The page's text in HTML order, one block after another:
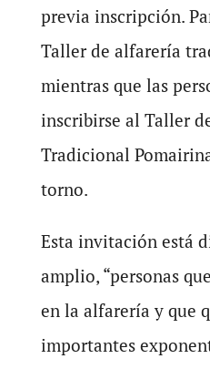
previa inscripción.
Taller de alfarería
mientras que las
inscribirse al Taller
Tradicional
torno.
Esta invitación está
amplio, “personas
en la alfarería y que
importantes